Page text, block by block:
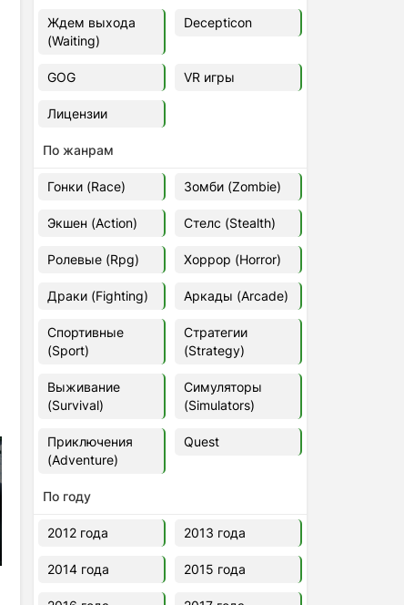
Cyberpunk 2077
49.4 GB
Ghost of Tsushima: Director's Cut
v.1053.9.0623.1807 [Папка
Euro Truck Simulator 2 v.1.60.1.7s
[Папка игры] (2012)
37,77 Гб
Forza Horizon 5 v.688.044
[Папка игры] (2021)
2021
V Rising
2024
Ждем выхода
(Waiting)
Decepticon
GOG VR игры
Лицензии
По жанрам
Гонки (Race) Зомби (Zombie)
Экшен (Action) Стелс (Stealth)
Ролевые (Rpg) Хоррор (Horror)
Драки (Fighting) Аркады (Arcade)
Спортивные
(Sport)
Стратегии
(Strategy)
Выживание
(Survival)
Симуляторы
(Simulators)
Приключения
(Adventure)
Quest
По году
2012 года 2013 года
2014 года 2015 года